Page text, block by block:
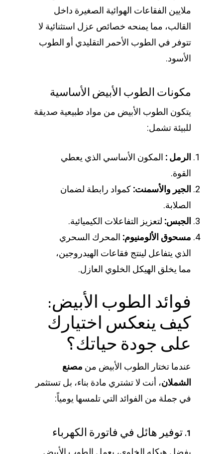
ملايين الفقاعات الهوائية الصغيرة داخل
القالب، مما يمنحه خصائص عزل استثنائية لا
تتوفر في الطوب الأحمر التقليدي أو الطوب
الأسود.
مكونات الطوب الأبيض الأساسية
يتكون الطوب الأبيض من مواد طبيعية صديقة
للبيئة تشمل:
الرمل : المكون الأساسي الذي يعطي
القوة.
الجير والأسمنت: كمواد رابطة لضمان
الصلابة.
الجبس: لتعزيز التفاعلات الكيميائية.
مسحوق الألومنيوم: المحرك السحري
الذي يتفاعل لينتج فقاعات الهيدروجين،
مما يخلق الهيكل الخلوي العازل.
فوائد الطوب الأبيض:
كيف ينعكس اختيارك
على جودة حياتك؟
عندما تختار الطوب الأبيض من مصنع
الشملان، أنت لا تشتري مادة بناء، بل تستثمر
في جملة من الفوائد التي تلمسها يومياً:
1. توفير هائل في فاتورة الكهرباء
بفضل هيكله الخلوي، يعمل الطوب الأبيض